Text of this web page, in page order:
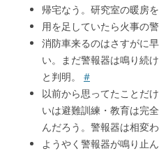
帰宅なう。研究室の暖房
用を足していたら火事の
消防車来るのはさすがに
い。まだ警報器は鳴り続
と判明。 #
以前から思ってたことだ
いは避難訓練・教育は完
んだろう。警報器は相変
ようやく警報器が鳴り止